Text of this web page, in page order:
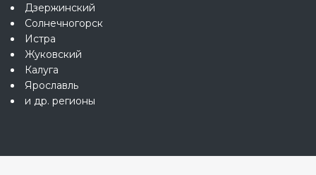
Дзержинский
Солнечногорск
Истра
Жуковский
Калуга
Ярославль
и др. регионы